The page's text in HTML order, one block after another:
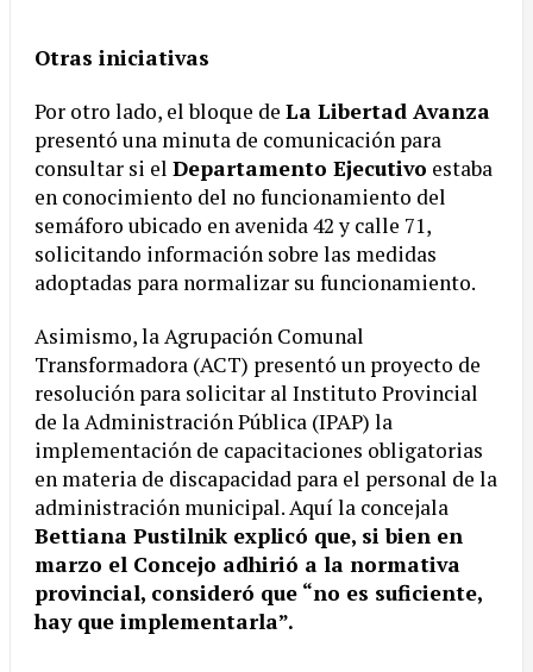
Otras iniciativas
Por otro lado, el bloque de La Libertad Avanza
presentó una minuta de comunicación para
consultar si el Departamento Ejecutivo estaba
en conocimiento del no funcionamiento del
semáforo ubicado en avenida 42 y calle 71,
solicitando información sobre las medidas
adoptadas para normalizar su funcionamiento.
Asimismo, la Agrupación Comunal
Transformadora (ACT) presentó un proyecto de
resolución para solicitar al Instituto Provincial
de la Administración Pública (IPAP) la
implementación de capacitaciones obligatorias
en materia de discapacidad para el personal de la
administración municipal. Aquí la concejala
Bettiana Pustilnik explicó que, si bien en
marzo el Concejo adhirió a la normativa
provincial, consideró que “no es suficiente,
hay que implementarla”.